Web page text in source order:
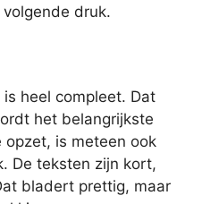
druk.
heel compleet. Dat
het belangrijkste
is meteen ook
De teksten zijn kort,
bladert prettig, maar